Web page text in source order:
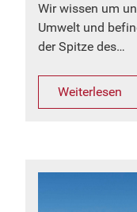
Wir wissen um
Umwelt und
der Spitze des…
Weiterlesen